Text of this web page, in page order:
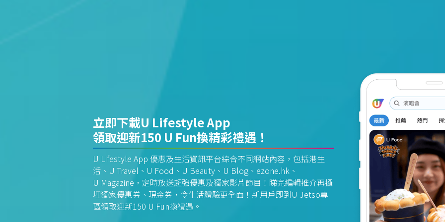
立即下載U Lifestyle App
領取迎新150 U Fun換精彩禮遇！
U Lifestyle App 優惠及生活資訊平台綜合不同網站內容，包括港生
活、U Travel、U Food、U Beauty、U Blog、ezone.hk、
U Magazine，定時放送超強優惠及獨家影片節目！睇完編輯推介再攞
埋獨家優惠券、現金券，令生活體驗更全面！新用戶即到U Jetso專
區領取迎新150 U Fun換禮遇。